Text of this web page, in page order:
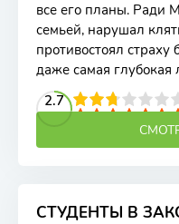
все его планы. Ради
семьей, нарушал
противостоял
даже самая
2.7
4 5 6 7 8 9 10
СТУДЕНТЫ В